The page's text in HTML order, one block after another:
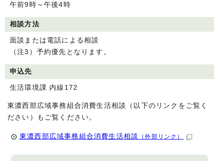
午前9時～午後4時
相談方法
面談または電話による相談
（注3）予約優先となります。
申込先
生活環境課 内線172
東濃西部広域事務組合消費生活相談（以下のリンクをご覧く
ださい）もご覧ください。
東濃西部広域事務組合消費生活相談 （外部リンク）